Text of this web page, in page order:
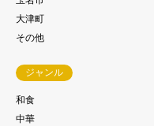
大津町
その他
ジャンル
和食
中華